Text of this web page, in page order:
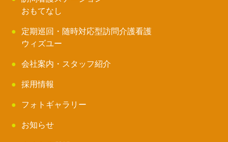
おもてなし
定期巡回・随時対応型訪問介護看護
ウィズユー
会社案内・スタッフ紹介
採用情報
フォトギャラリー
お知らせ